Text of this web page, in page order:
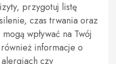
przygotuj listę
czas trwania oraz
wpływać na Twój
informacje o
czy